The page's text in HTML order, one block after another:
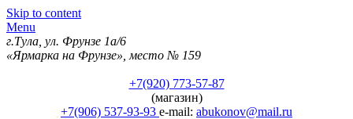
Skip to content
Menu
г.Тула, ул. Фрунзе 1а/6
«Ярмарка на Фрунзе», место № 159
+7(920) 773-57-87
(магазин)
+7(906) 537-93-93 e-mail: abukonov@mail.ru